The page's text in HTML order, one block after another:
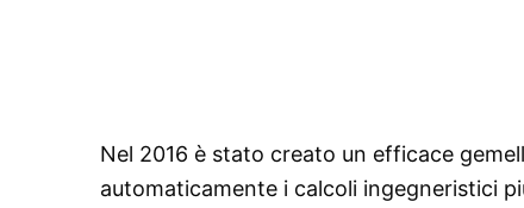
Nel 2016 è stato creato un efficace
automaticamente i calcoli ingegneristici